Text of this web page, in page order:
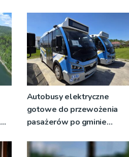
Autobusy elektryczne
gotowe do przewożenia
pasażerów po gminie